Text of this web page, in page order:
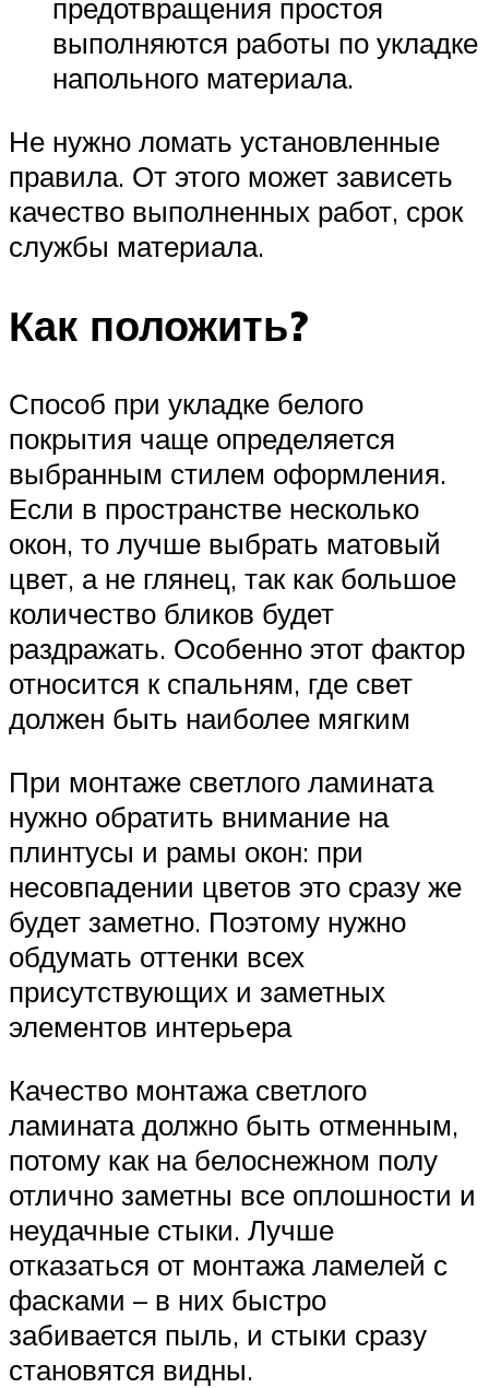
предотвращения простоя
выполняются работы по укладке
напольного материала.
Не нужно ломать установленные
правила. От этого может зависеть
качество выполненных работ, срок
службы материала.
Как положить?
Способ при укладке белого
покрытия чаще определяется
выбранным стилем оформления.
Если в пространстве несколько
окон, то лучше выбрать матовый
цвет, а не глянец, так как большое
количество бликов будет
раздражать. Особенно этот фактор
относится к спальням, где свет
должен быть наиболее мягким
При монтаже светлого ламината
нужно обратить внимание на
плинтусы и рамы окон: при
несовпадении цветов это сразу же
будет заметно. Поэтому нужно
обдумать оттенки всех
присутствующих и заметных
элементов интерьера
Качество монтажа светлого
ламината должно быть отменным,
потому как на белоснежном полу
отлично заметны все оплошности и
неудачные стыки. Лучше
отказаться от монтажа ламелей с
фасками – в них быстро
забивается пыль, и стыки сразу
становятся видны.